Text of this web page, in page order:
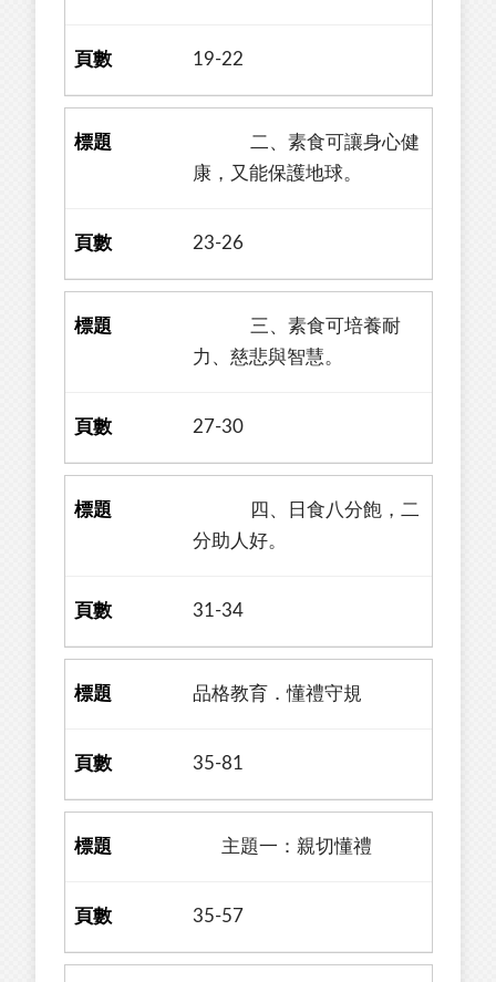
19-22
二、素食可讓身心健
康，又能保護地球。
23-26
三、素食可培養耐
力、慈悲與智慧。
27-30
四、日食八分飽，二
分助人好。
31-34
品格教育．懂禮守規
35-81
主題一：親切懂禮
35-57